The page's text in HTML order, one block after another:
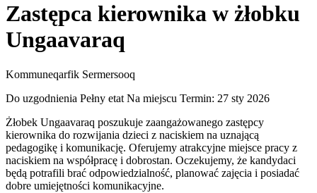
Zastępca kierownika w żłobku
Ungaavaraq
Kommuneqarfik Sermersooq
Do uzgodnienia Pełny etat Na miejscu Termin: 27 sty 2026
Żłobek Ungaavaraq poszukuje zaangażowanego zastępcy
kierownika do rozwijania dzieci z naciskiem na uznającą
pedagogikę i komunikację. Oferujemy atrakcyjne miejsce pracy z
naciskiem na współpracę i dobrostan. Oczekujemy, że kandydaci
będą potrafili brać odpowiedzialność, planować zajęcia i posiadać
dobre umiejętności komunikacyjne.